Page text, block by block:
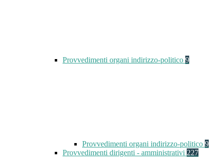
Provvedimenti organi indirizzo-politico 9
Provvedimenti organi indirizzo-politico 9
Provvedimenti dirigenti - amministrativi 227